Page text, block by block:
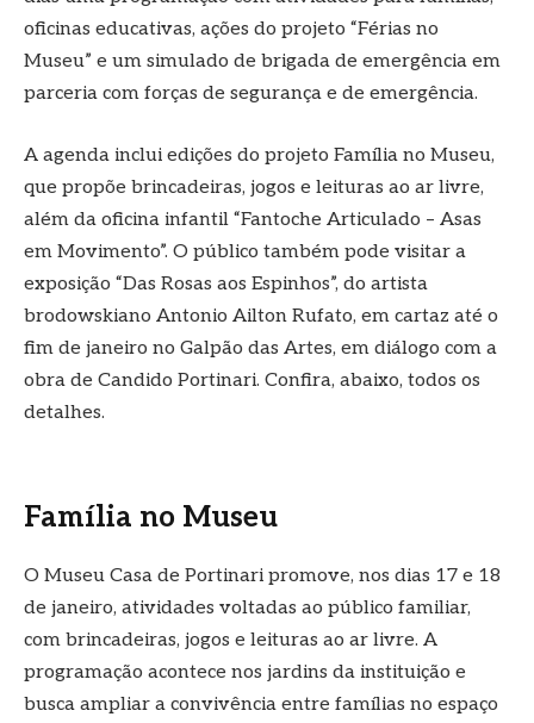
oficinas educativas, ações do projeto “Férias no
Museu” e um simulado de brigada de emergência em
parceria com forças de segurança e de emergência.
A agenda inclui edições do projeto Família no Museu,
que propõe brincadeiras, jogos e leituras ao ar livre,
além da oficina infantil “Fantoche Articulado – Asas
em Movimento”. O público também pode visitar a
exposição “Das Rosas aos Espinhos”, do artista
brodowskiano Antonio Ailton Rufato, em cartaz até o
fim de janeiro no Galpão das Artes, em diálogo com a
obra de Candido Portinari. Confira, abaixo, todos os
detalhes.
Família no Museu
O Museu Casa de Portinari promove, nos dias 17 e 18
de janeiro, atividades voltadas ao público familiar,
com brincadeiras, jogos e leituras ao ar livre. A
programação acontece nos jardins da instituição e
busca ampliar a convivência entre famílias no espaço